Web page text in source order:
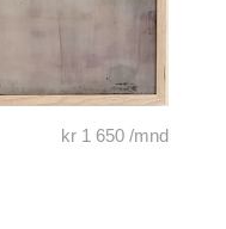
kr1 650/mnd